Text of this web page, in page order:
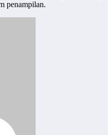
penampilan.